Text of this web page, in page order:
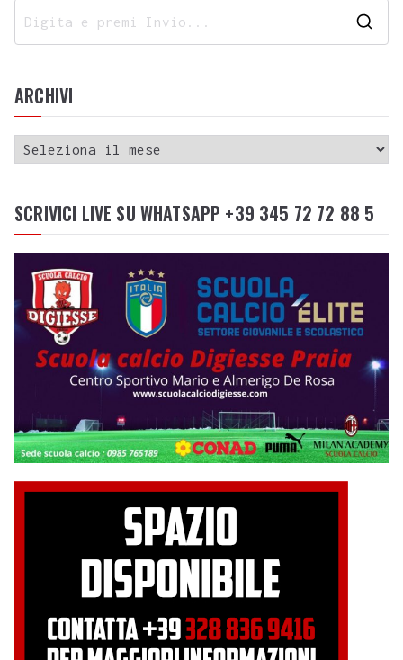
ARCHIVI
SCRIVICI LIVE SU WHATSAPP +39 345 72 72 88 5